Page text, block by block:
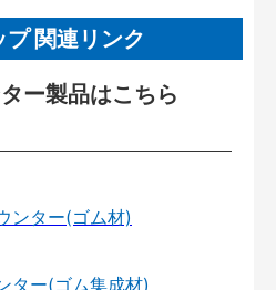
関連リンク
ー製品はこちら
ンター(ゴム材)
ター(ゴム集成材)